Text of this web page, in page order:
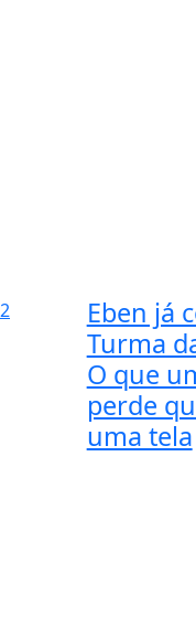
2
Eben já
Turma
O que
perde
uma tela